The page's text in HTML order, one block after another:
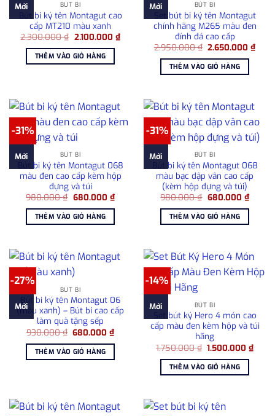
Mới BÚT BI
Bút bi ký tên Montagut cao
cấp MT210 màu xanh
2.300.000₫ Giá
là:
2.300.000 ₫.
2.100.000 ₫Giá
hiện
THÊM VÀO GIỎ HÀNG
Mới BÚT BI
Set bút bi ký tên Montagut
chính hãng M265 màu đen
đính đá cao cấp
2.950.000₫ Giá
là:
2.950.000 ₫.
2.650.000₫Giá
hiện
THÊM VÀO GIỎ HÀNG
-31%
Mới BÚT BI
Bút bi ký tên Montagut 068
màu đen cao cấp kèm hộp
đựng và túi
980.000₫ Giá
là:
980.000 ₫.
680.000 ₫Giá
THÊM VÀO GIỎ HÀNG
-31%
Mới BÚT BI
Bút bi ký tên Montagut 068
màu bạc dập vân cao cấp
(kèm hộp đựng và túi)
980.000₫ Giá
là:
980.000 ₫.
680.000 ₫Giá
THÊM VÀO GIỎ HÀNG
-27%
Mới
BÚT BI
Bút bi ký tên Montagut 06
(màu xanh) – Bút bi cao cấp
làm quà tặng sếp
930.000₫ Giá
là:
930.000 ₫.
680.000₫Giá
hiện
680.000 ₫.
THÊM VÀO GIỎ HÀNG
-14%
Mới BÚT BI
Set bút ký Hero 4 món cao
cấp màu đen kèm hộp và túi
hãng
1.750.000₫ Giá
là:
1.750.000 ₫.
1.500.000₫Giá
hiện
THÊM VÀO GIỎ HÀNG